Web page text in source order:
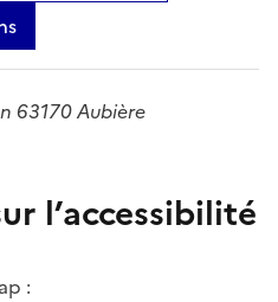
63170 Aubière
l’accessibilité
: